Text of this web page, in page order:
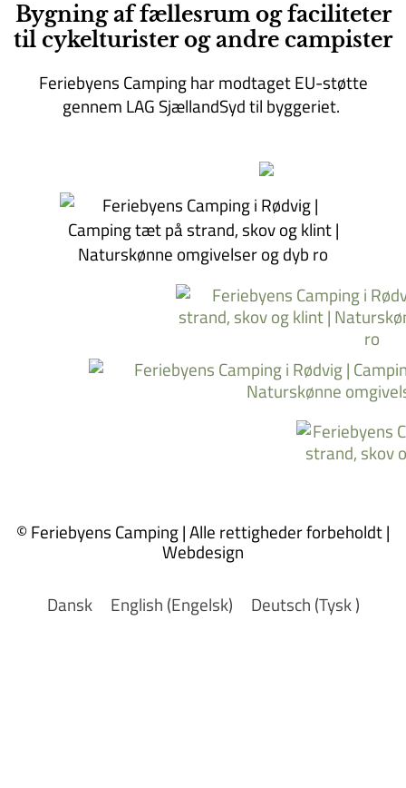
Bygning af fællesrum og faciliteter
til cykelturister og andre campister
Feriebyens Camping har modtaget EU-støtte
gennem LAG SjællandSyd til byggeriet.
© Feriebyens Camping | Alle rettigheder forbeholdt |
Webdesign
Dansk English (Engelsk) Deutsch (Tysk)